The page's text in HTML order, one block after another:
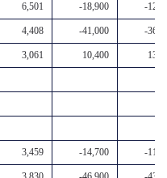
6,501 -18,900 -
4,408 -41,000 -
3,061 10,400
3,459 -14,700 -